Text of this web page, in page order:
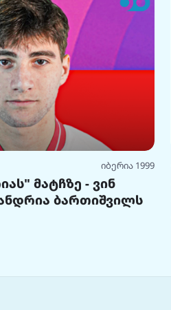
იბერია 1999
მატჩზე - ვინ
ბართიშვილს